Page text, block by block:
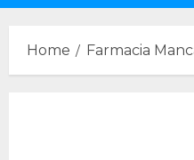
Home Farmacia